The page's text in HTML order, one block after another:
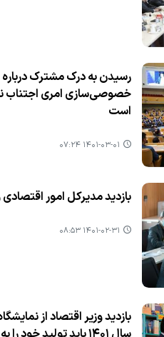
رسیدن به درك مشترك
خصوصی‌سازی امری اجتناب
است
۱۴۰۱-۰۳-۰۱ ۰۷:۲۴
بازدید مدیركل امور
۱۴۰۱-۰۲-۳۱ ۰۸:۵۳